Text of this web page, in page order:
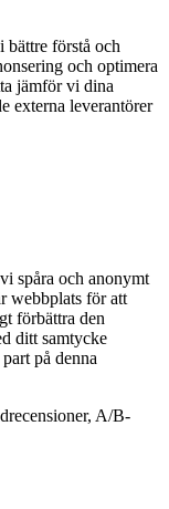
bättre förstå och
och optimera
jämför vi dina
externa leverantörer
spåra och anonymt
webbplats för att
förbättra den
ditt samtycke
på denna
A/B-